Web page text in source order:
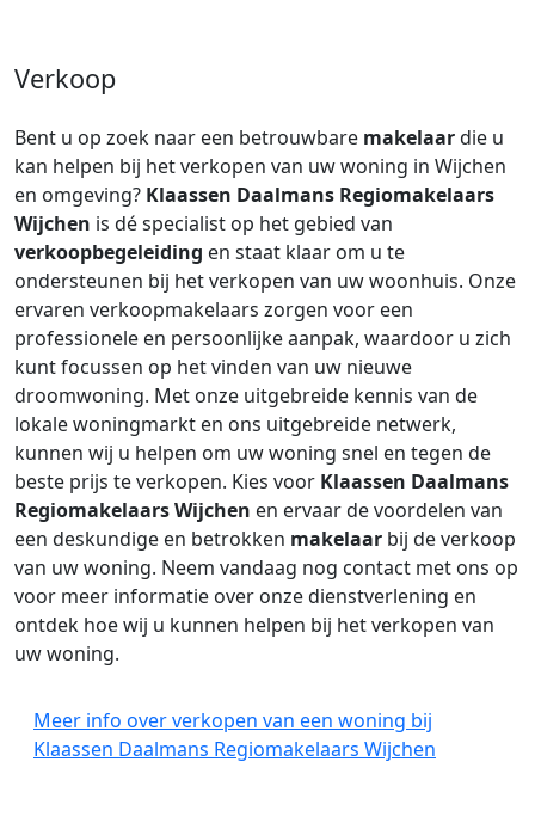
Verkoop
Bent u op zoek naar een betrouwbare makelaardie u
kan helpen bij het verkopen van uw woning in Wijchen
en omgeving? Klaassen Daalmans Regiomakelaars
Wijchen is dé specialist op het gebied van
verkoopbegeleiding en staat klaar om u te
ondersteunen bij het verkopen van uw woonhuis. Onze
ervaren verkoopmakelaars zorgen voor een
professionele en persoonlijke aanpak, waardoor u zich
kunt focussen op het vinden van uw nieuwe
droomwoning. Met onze uitgebreide kennis van de
lokale woningmarkt en ons uitgebreide netwerk,
kunnen wij u helpen om uw woning snel en tegen de
beste prijs te verkopen. Kies voor Klaassen Daalmans
Regiomakelaars Wijchen en ervaar de voordelen van
een deskundige en betrokken makelaar bij de verkoop
van uw woning. Neem vandaag nog contact met ons op
voor meer informatie over onze dienstverlening en
ontdek hoe wij u kunnen helpen bij het verkopen van
uw woning.
Meer info over verkopen van een woning bij
Klaassen Daalmans Regiomakelaars Wijchen